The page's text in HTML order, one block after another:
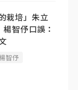
栽培」朱立
智伃口誤：
智伃